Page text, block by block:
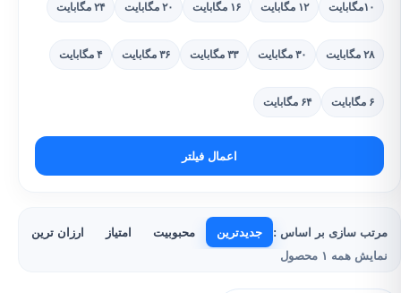
۱۰مگابایت ۱۲ مگابایت ۱۶ مگابایت ۲۰ مگابایت ۲۴ مگابایت
۲۸ مگابایت ۳۰ مگابایت ۳۳ مگابایت ۳۶ مگابایت ۴ مگابایت
۶ مگابایت ۶۴ مگابایت
اعمال فیلتر
مرتب سازی بر اساس : جدیدترین محبوبیت امتیاز ارزان ترین
نمایش همه ۱ محصول